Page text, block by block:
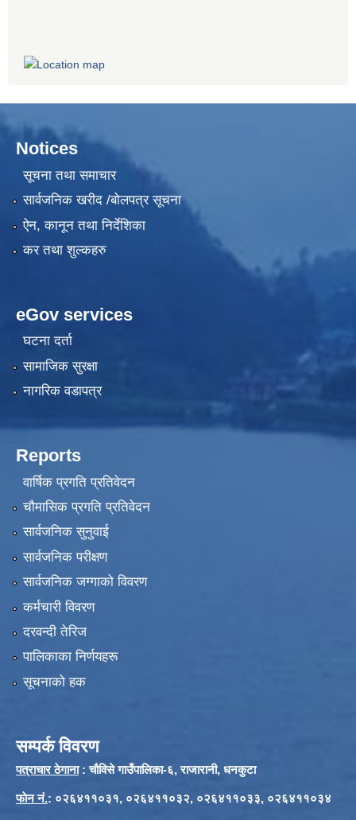
Notices
सूचना तथा समाचार
सार्वजनिक खरीद /बोलपत्र सूचना
ऐन, कानून तथा निर्देशिका
कर तथा शुल्कहरु
eGov services
घटना दर्ता
सामाजिक सुरक्षा
नागरिक वडापत्र
Reports
वार्षिक प्रगति प्रतिवेदन
चौमासिक प्रगति प्रतिवेदन
सार्वजनिक सुनुवाई
सार्वजनिक परीक्षण
सार्वजनिक जग्गाको विवरण
कर्मचारी विवरण
दरवन्दी तेरिज
पालिकाका निर्णयहरू
सूचनाको हक
सम्पर्क विवरण
पत्राचार ठेगाना: चौविसे गाउँपालिका-६, राजारानी, धनकुटा
फाेन नं.: ०२६४११०३१, ०२६४११०३२, ०२६४११०३३, ०२६४११०३४